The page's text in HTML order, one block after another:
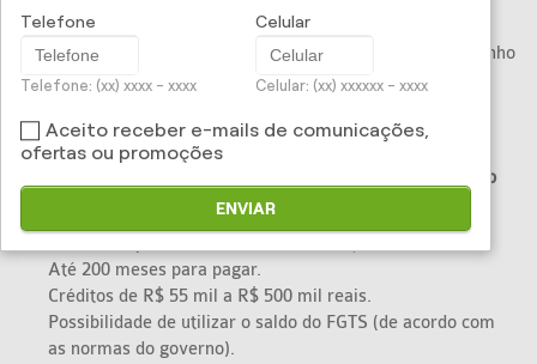
Com parcelas mensais sem juros e que cabem em seu
orçamento, você planeja e investe para transformar seu sonho
em realidade, seja comprar um imóvel residencial ou
adquirir um terreno, construir ou reformar.
Confira algumas vantagens do Consórcio de Imóvel da Porto
Até 200 meses para pagar.
Créditos de R$ 55 mil a R$ 500 mil reais.
Possibilidade de utilizar o saldo do FGTS (de acordo com
as normas do governo).
Telefone
Telefone: (xx) xxxx - xxxx
Celular
Celular: (xx) xxxxxx - xxxx
Aceito receber e-mails de comunicações,
ofertas ou promoções
ENVIAR